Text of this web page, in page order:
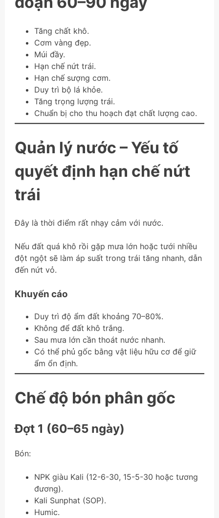
Tăng chất khô.
Cơm vàng đẹp.
Múi đầy.
Hạn chế nứt trái.
Hạn chế sượng cơm.
Duy trì bộ lá khỏe.
Tăng trọng lượng trái.
Chuẩn bị cho thu hoạch đạt chất lượng cao.
Quản lý nước – Yếu tố
quyết định hạn chế nứt
trái
Đây là thời điểm rất nhạy cảm với nước.
Nếu đất quá khô rồi gặp mưa lớn hoặc tưới nhiều
đột ngột sẽ làm áp suất trong trái tăng nhanh, dẫn
đến nứt vỏ.
Khuyến cáo
Duy trì độ ẩm đất khoảng 70–80%.
Không để đất khô trắng.
Sau mưa lớn cần thoát nước nhanh.
Có thể phủ gốc bằng vật liệu hữu cơ để giữ
ẩm ổn định.
Chế độ bón phân gốc
Đợt 1 (60–65 ngày)
Bón:
NPK giàu Kali (12-6-30, 15-5-30 hoặc tương
đương).
Kali Sunphat (SOP).
Humic.